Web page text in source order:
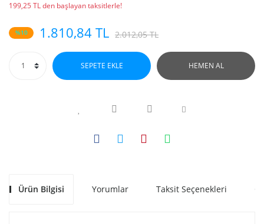
199,25 TL den başlayan taksitlerle!
%10 1.810,84 TL 2.012,05 TL
SEPETE EKLE HEMEN AL
Ürün Bilgisi Yorumlar Taksit Seçenekleri